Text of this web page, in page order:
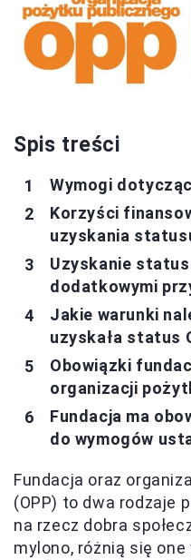
Spis treści
Wymogi
Korzyści
uzyskania
Uzyskanie
dodatkowymi
Jakie warunki
uzyskała status
Obowiązki
organizacji
Fundacja ma
do wymogów
Fundacja oraz
(OPP) to dwa rodzaje
na rzecz dobra
mylono, różnią się